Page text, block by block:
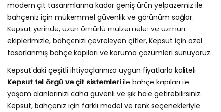
modern çit tasarımlarına kadar geniş ürün yelpazemiz ile
bahçeniz için mükemmel güvenlik ve görünüm sağlar.
Kepsut yerinde, uzun ömürlü malzemeler ve uzman
ekiplerimizle, bahçenizi çevreleyen çitler, Kepsut için özel
tasarlanmış bahçe kapıları ve koruma çözümleri sunuyoruz.
Kepsut'daki çeşitli ihtiyaçlarınıza uygun fiyatlarla kaliteli
Kepsut tel örgü ve çit sistemleriile bahçe kapıları ile
yaşam alanlarınızı daha güvenli ve şık hale getirebilirsiniz.
Kepsut, bahçeniz için farklı model ve renk seçenekleriyle